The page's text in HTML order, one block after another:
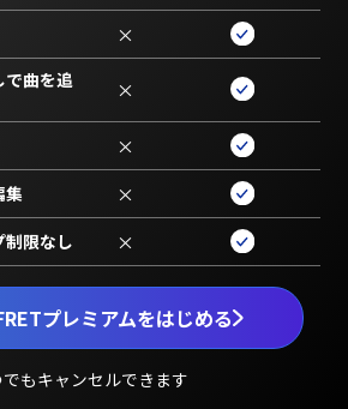
プレミアムをはじめる
でもキャンセルできます
×
で曲を追
×
×
集 ×
限なし ×